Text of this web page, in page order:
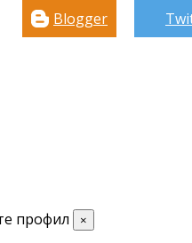
Blogger
профил
×